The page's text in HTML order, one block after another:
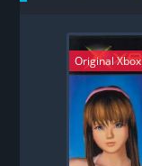
Original Xbox